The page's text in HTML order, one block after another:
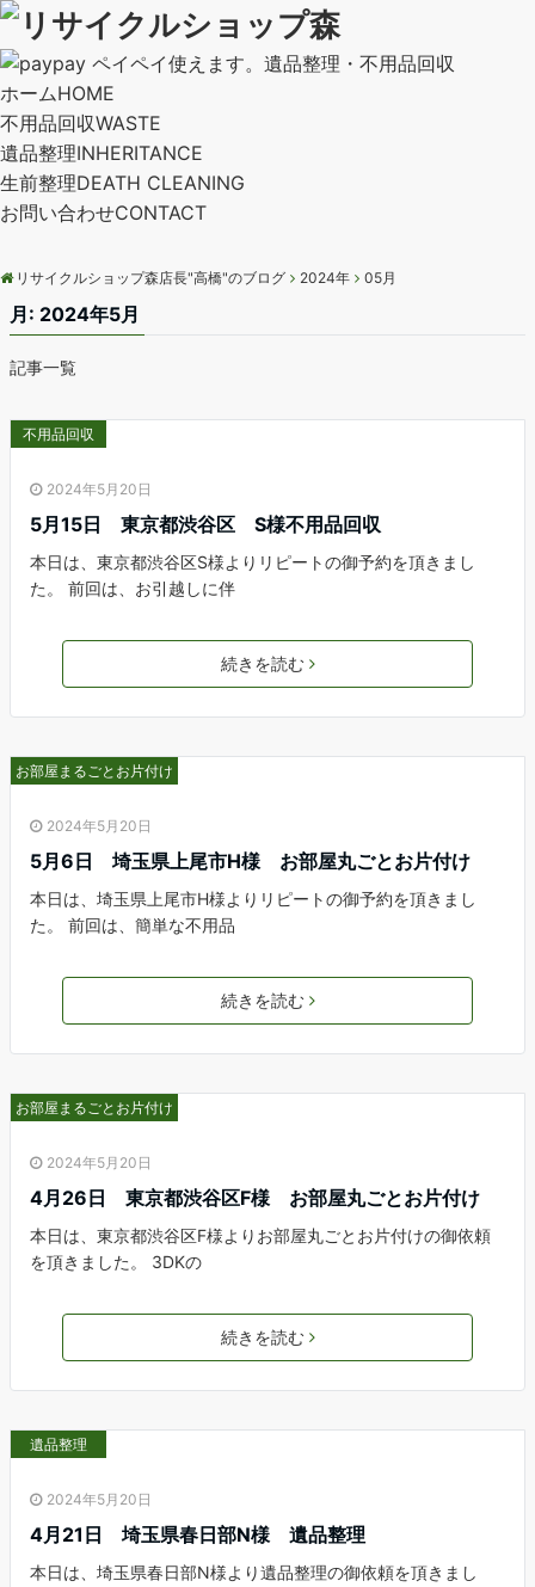
ホームHOME
不用品回収WASTE
遺品整理INHERITANCE
生前整理DEATH CLEANING
お問い合わせCONTACT
リサイクルショップ森店長"高橋"のブログ 2024年 05月
月: 2024年5月
記事一覧
不用品回収
2024年5月20日
5月15日 東京都渋谷区 S様不用品回収
本日は、東京都渋谷区S様よりリピートの御予約を頂きまし
た。 前回は、お引越しに伴
続きを読む
お部屋まるごとお片付け
2024年5月20日
5月6日 埼玉県上尾市H様 お部屋丸ごとお片付け
本日は、埼玉県上尾市H様よりリピートの御予約を頂きまし
た。 前回は、簡単な不用品
続きを読む
お部屋まるごとお片付け
2024年5月20日
4月26日 東京都渋谷区F様 お部屋丸ごとお片付け
本日は、東京都渋谷区F様よりお部屋丸ごとお片付けの御依頼
を頂きました。 3DKの
続きを読む
遺品整理
2024年5月20日
4月21日 埼玉県春日部N様 遺品整理
本日は、埼玉県春日部N様より遺品整理の御依頼を頂きまし